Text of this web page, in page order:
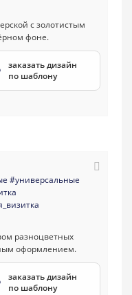
заказать дизайн
по шаблону
#универсальные
заказать дизайн
по шаблону